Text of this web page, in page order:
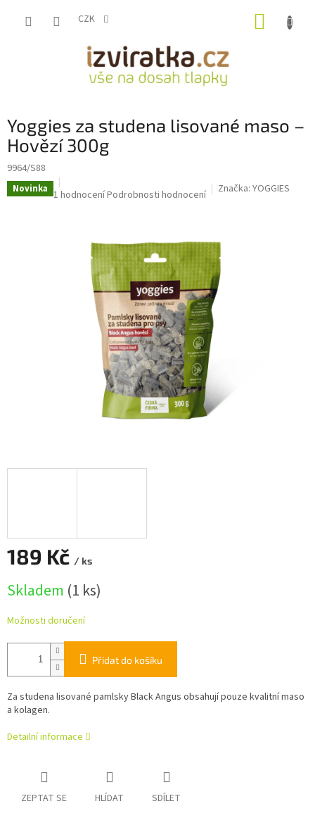
CZK
Yoggies za studena lisované maso –
Hovězí 300g
9964/S88
Novinka Průměrné
hvězdiček.
1 hodnoceníPodrobnosti hodnocení Značka: YOGGIES
189 Kč / ks
cena:
Skladem (1 ks)
Možnosti doručení
Přidat do košíku
Za studena lisované pamlsky Black Angus obsahují pouze kvalitní maso
a kolagen.
Detailní informace
ZEPTAT SE HLÍDAT SDÍLET